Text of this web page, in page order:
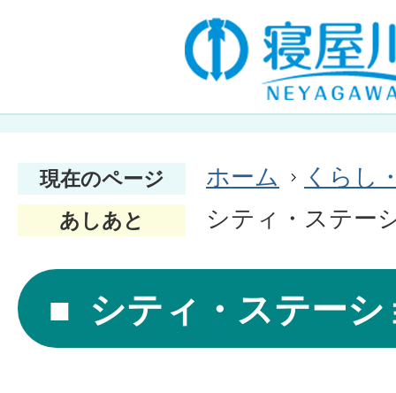
現在のページ ホーム くらし
あしあと シティ・ステー
シティ・ステーシ